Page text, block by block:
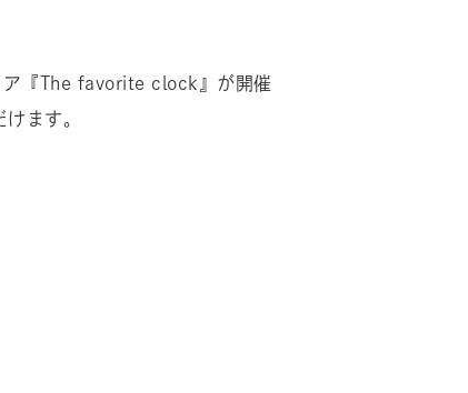
ア『The favorite clock』が開催
ます。